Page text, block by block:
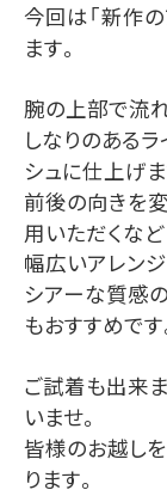
今回は「新作
ます。
腕の上部で流れ
しなりのある
シュに仕上げま
前後の向きを
用いただくなど
幅広いアレン
シアーな質感
もおすすめです
ご試着も出来
いませ。
皆様のお越し
ります。